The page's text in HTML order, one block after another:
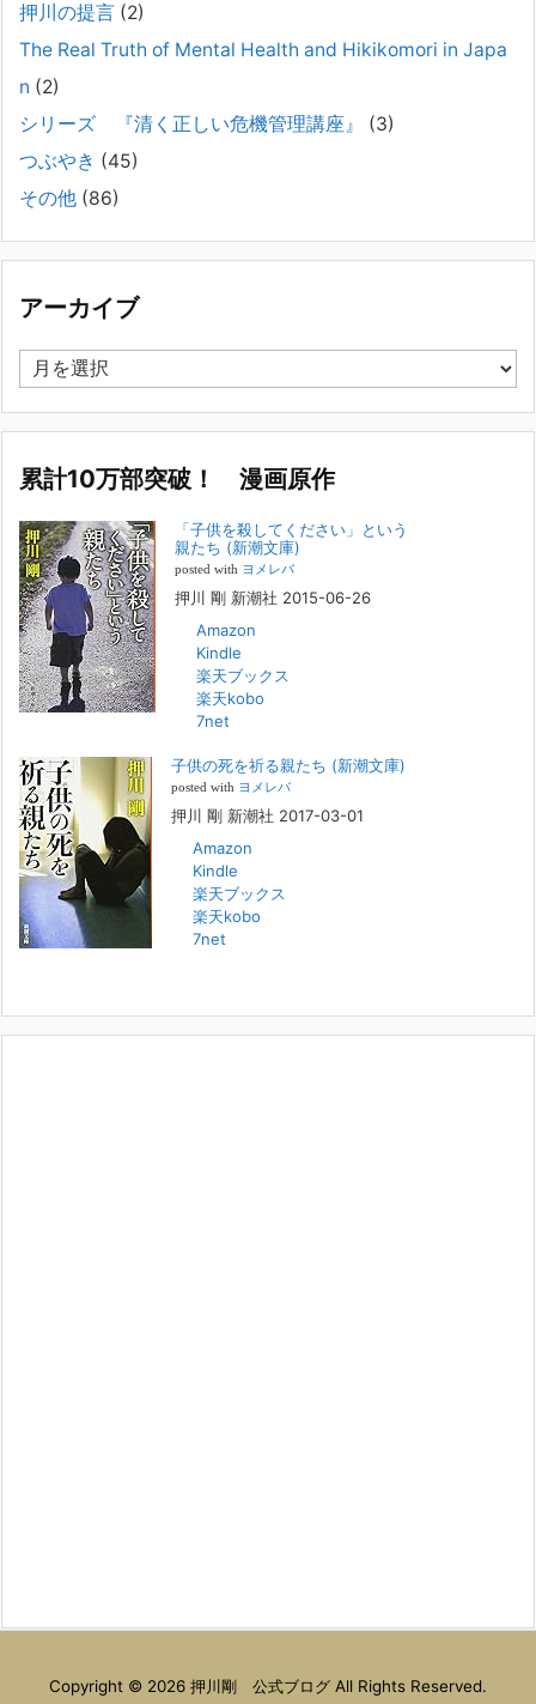
#041 将来を案じる「きょうだい」必見②きょうだ
いに精神疾患が疑われる家族がいて、家族間トラブル
で困っている方へ
2025年8月11日
長年問題解決に至らない家族のパターンのうち、弊社の相談で多い事例
景・特徴続きをみる
集英社オンラインのインタビューを受けました。「漫
画といえば集英社！」というく…
2023年3月1日
集英社オンラインのインタビューを受けました。「漫画といえば集英
社！」というくらいの大御所が、「子供を殺してくださいという親た
名誉です。h[...]
若年層の子供の問題
『「子供を殺してください」という親たち』では、先月まで、10代の対
象者をテーマにした回、「ケース19 奴隷化する親たち」をお送りして
いました。こちらは、最終話をコミックバンチWebで読むことができま
す[...]
FBS福岡放送『目撃者f』出演情報
2022年2月27日
本日（日曜）深夜1時25分～FBS福岡放送『目撃者f』で、（株）トキワ
されます。「俺がつなげてやる～コワモテ“説得屋”の生き様～」続きを
[...]
人と“直接”向き合うことの価値
2022年1月14日
2022年になりました。すでに言い尽くされていることではありますが、
コロナ禍は、日々の生活や生き方そのものを考える機会となりました。
押川の提言 (2)
The Real Truth of Mental Health and Hikikomori in Japa
n (2)
シリーズ 『清く正しい危機管理講座』
(3)
つぶやき (45)
その他 (86)
アーカイブ
ー
カ
ブ
累計10万部突破！ 漫画原作
「子供を殺してください」という
親たち (新潮文庫)
posted with ヨメレバ
押川 剛 新潮社 2015-06-26
Amazon
Kindle
楽天ブックス
楽天kobo
7net
子供の死を祈る親たち (新潮文庫)
posted with ヨメレバ
押川 剛 新潮社 2017-03-01
Amazon
Kindle
楽天ブックス
楽天kobo
7net
Copyright © 2026 押川剛 公式ブログ All Rights Reserved.